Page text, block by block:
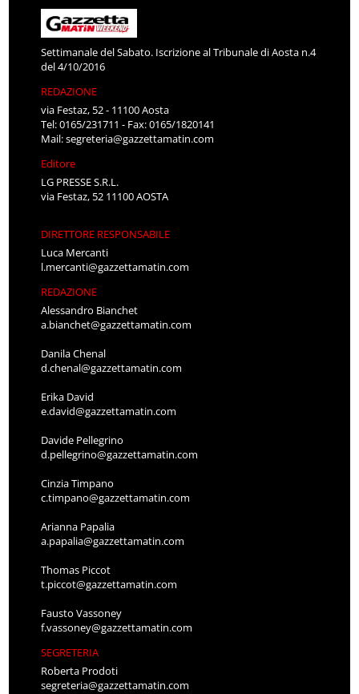
Settimanale del Sabato. Iscrizione al Tribunale di Aosta n.4
del 4/10/2016
REDAZIONE
via Festaz, 52 - 11100 Aosta
Tel: 0165/231711 - Fax: 0165/1820141
Mail:segreteria@gazzettamatin.com
Editore
LG PRESSE S.R.L.
via Festaz, 52 11100 AOSTA
DIRETTORE RESPONSABILE
Luca Mercanti
l.mercanti@gazzettamatin.com
REDAZIONE
Alessandro Bianchet
a.bianchet@gazzettamatin.com
Danila Chenal
d.chenal@gazzettamatin.com
Erika David
e.david@gazzettamatin.com
Davide Pellegrino
d.pellegrino@gazzettamatin.com
Cinzia Timpano
c.timpano@gazzettamatin.com
Arianna Papalia
a.papalia@gazzettamatin.com
Thomas Piccot
t.piccot@gazzettamatin.com
Fausto Vassoney
f.vassoney@gazzettamatin.com
SEGRETERIA
Roberta Prodoti
segreteria@gazzettamatin.com